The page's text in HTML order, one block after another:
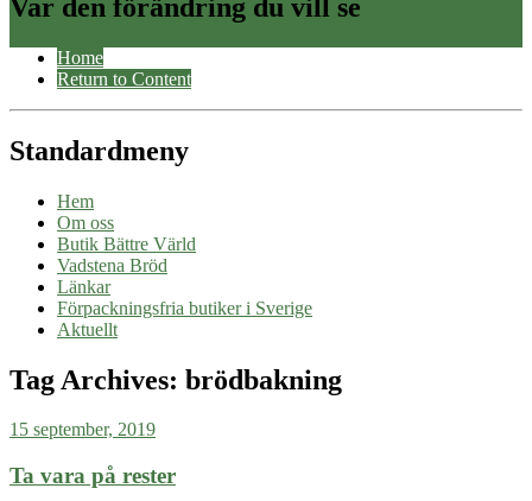
Var den förändring du vill se
Home
Return to Content
Standardmeny
Hem
Om oss
Butik Bättre Värld
Vadstena Bröd
Länkar
Förpackningsfria butiker i Sverige
Aktuellt
Tag Archives: brödbakning
15 september, 2019
Ta vara på rester